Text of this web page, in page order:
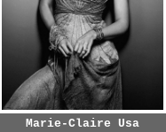
Marie-Claire Usa